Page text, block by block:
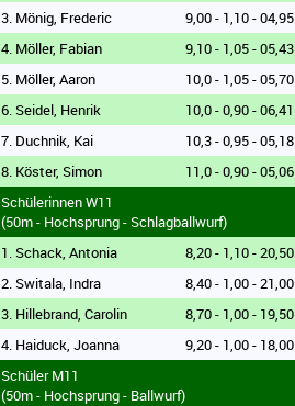
3. Mönig, Frederic
9,00 - 1,10 - 04,95
4. Möller, Fabian
9,10 - 1,05 - 05,43
5. Möller, Aaron
10,0 - 1,05 - 05,70
6. Seidel, Henrik
10,0 - 0,90 - 06,41
7. Duchnik, Kai
10,3 - 0,95 - 05,18
8. Köster, Simon
11,0 - 0,90 - 05,06
Schülerinnen W11
(50m - Hochsprung - Schlagballwurf)
1. Schack, Antonia
8,20 - 1,10 - 20,50
2. Switala, Indra
8,40 - 1,00 - 21,00
3. Hillebrand, Carolin
8,70 - 1,00 - 19,50
4. Haiduck, Joanna
9,20 - 1,00 - 18,00
Schüler M11
(50m - Hochsprung - Ballwurf)